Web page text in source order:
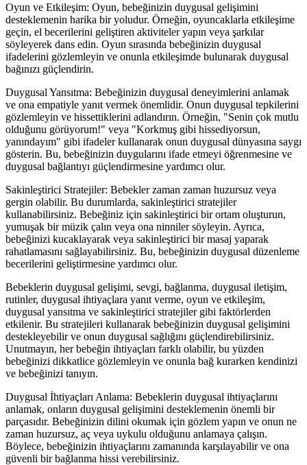
Oyun ve Etkileşim: Oyun, bebeğinizin duygusal gelişimini
desteklemenin harika bir yoludur. Örneğin, oyuncaklarla etkileşime
geçin, el becerilerini geliştiren aktiviteler yapın veya şarkılar
söyleyerek dans edin. Oyun sırasında bebeğinizin duygusal
ifadelerini gözlemleyin ve onunla etkileşimde bulunarak duygusal
bağınızı güçlendirin.
Duygusal Yansıtma: Bebeğinizin duygusal deneyimlerini anlamak
ve ona empatiyle yanıt vermek önemlidir. Onun duygusal tepkilerini
gözlemleyin ve hissettiklerini adlandırın. Örneğin, "Senin çok mutlu
olduğunu görüyorum!" veya "Korkmuş gibi hissediyorsun,
yanındayım" gibi ifadeler kullanarak onun duygusal dünyasına saygı
gösterin. Bu, bebeğinizin duygularını ifade etmeyi öğrenmesine ve
duygusal bağlantıyı güçlendirmesine yardımcı olur.
Sakinleştirici Stratejiler: Bebekler zaman zaman huzursuz veya
gergin olabilir. Bu durumlarda, sakinleştirici stratejiler
kullanabilirsiniz. Bebeğiniz için sakinleştirici bir ortam oluşturun,
yumuşak bir müzik çalın veya ona ninniler söyleyin. Ayrıca,
bebeğinizi kucaklayarak veya sakinleştirici bir masaj yaparak
rahatlamasını sağlayabilirsiniz. Bu, bebeğinizin duygusal düzenleme
becerilerini geliştirmesine yardımcı olur.
Bebeklerin duygusal gelişimi, sevgi, bağlanma, duygusal iletişim,
rutinler, duygusal ihtiyaçlara yanıt verme, oyun ve etkileşim,
duygusal yansıtma ve sakinleştirici stratejiler gibi faktörlerden
etkilenir. Bu stratejileri kullanarak bebeğinizin duygusal gelişimini
destekleyebilir ve onun duygusal sağlığını güçlendirebilirsiniz.
Unutmayın, her bebeğin ihtiyaçları farklı olabilir, bu yüzden
bebeğinizi dikkatlice gözlemleyin ve onunla bağ kurarken kendinizi
ve bebeğinizi tanıyın.
Duygusal İhtiyaçları Anlama: Bebeklerin duygusal ihtiyaçlarını
anlamak, onların duygusal gelişimini desteklemenin önemli bir
parçasıdır. Bebeğinizin dilini okumak için gözlem yapın ve onun ne
zaman huzursuz, aç veya uykulu olduğunu anlamaya çalışın.
Böylece, bebeğinizin ihtiyaçlarını zamanında karşılayabilir ve ona
güvenli bir bağlanma hissi verebilirsiniz.